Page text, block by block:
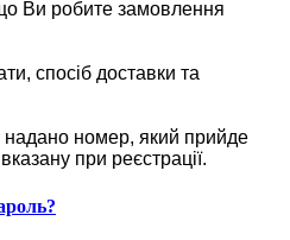
Ви робите замовлення
спосіб доставки та
номер, який прийде
при реєстрації.